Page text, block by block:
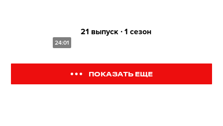
24:01
21 выпуск ∙ 1 сезон
ПОКАЗАТЬ ЕЩЕ